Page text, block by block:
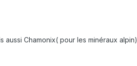
Chamonix( pour les minéraux alpin)